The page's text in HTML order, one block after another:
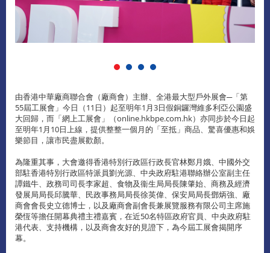
由香港中華廠商聯合會（廠商會）主辦、全港最大型戶外展會─「第
55屆工展會」今日（11日）起至明年1月3日假銅鑼灣維多利亞公園盛
大回歸，而「網上工展會」（online.hkbpe.com.hk）亦同步於今日起
至明年1月10日上線，提供整整一個月的「至抵」商品、驚喜優惠和娛
樂節目，讓市民盡展歡顏。
為隆重其事，大會邀得香港特別行政區行政長官林鄭月娥、中國外交
部駐香港特別行政區特派員劉光源、中央政府駐港聯絡辦公室副主任
譚鐵牛、政務司司長李家超、食物及衞生局局長陳肇始、商務及經濟
發展局局長邱騰華、民政事務局局長徐英偉、保安局局長鄧炳強、廠
商會會長史立德博士，以及廠商會副會長兼展覽服務有限公司主席施
榮恆等擔任開幕典禮主禮嘉賓，在近50名特區政府官員、中央政府駐
港代表、支持機構，以及商會友好的見證下，為今屆工展會揭開序
幕。